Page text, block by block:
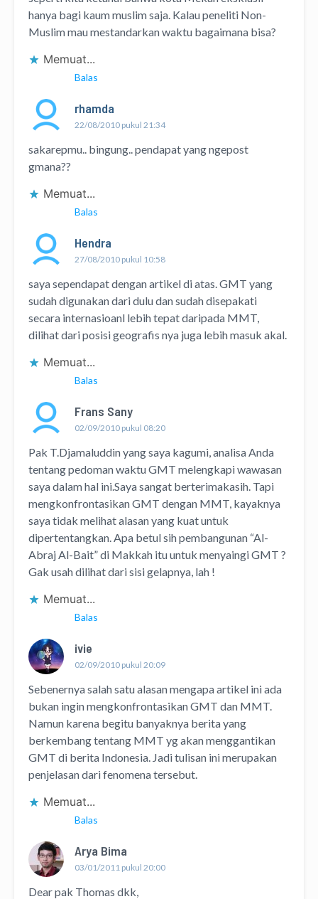
hanya bagi kaum muslim saja. Kalau peneliti Non-
Muslim mau mestandarkan waktu bagaimana bisa?
Memuat...
Balas
rhamda
22/08/2010 pukul 21:34
sakarepmu.. bingung.. pendapat yang ngepost
gmana??
Memuat...
Balas
Hendra
27/08/2010 pukul 10:58
saya sependapat dengan artikel di atas. GMT yang
sudah digunakan dari dulu dan sudah disepakati
secara internasioanl lebih tepat daripada MMT,
dilihat dari posisi geografis nya juga lebih masuk akal.
Memuat...
Balas
Frans Sany
02/09/2010 pukul 08:20
Pak T.Djamaluddin yang saya kagumi, analisa Anda
tentang pedoman waktu GMT melengkapi wawasan
saya dalam hal ini.Saya sangat berterimakasih. Tapi
mengkonfrontasikan GMT dengan MMT, kayaknya
saya tidak melihat alasan yang kuat untuk
dipertentangkan. Apa betul sih pembangunan “Al-
Abraj Al-Bait” di Makkah itu untuk menyaingi GMT ?
Gak usah dilihat dari sisi gelapnya, lah !
Memuat...
Balas
ivie
02/09/2010 pukul 20:09
Sebenernya salah satu alasan mengapa artikel ini ada
bukan ingin mengkonfrontasikan GMT dan MMT.
Namun karena begitu banyaknya berita yang
berkembang tentang MMT yg akan menggantikan
GMT di berita Indonesia. Jadi tulisan ini merupakan
penjelasan dari fenomena tersebut.
Memuat...
Balas
Arya Bima
03/01/2011 pukul 20:00
Dear pak Thomas dkk,